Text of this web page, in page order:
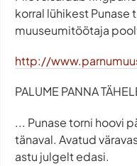
korral lühikest Punase
muuseumitöötaja
http://
PALUME PANNA
... Punase torni hoovi
tänaval. Avatud
astu julgelt edasi.